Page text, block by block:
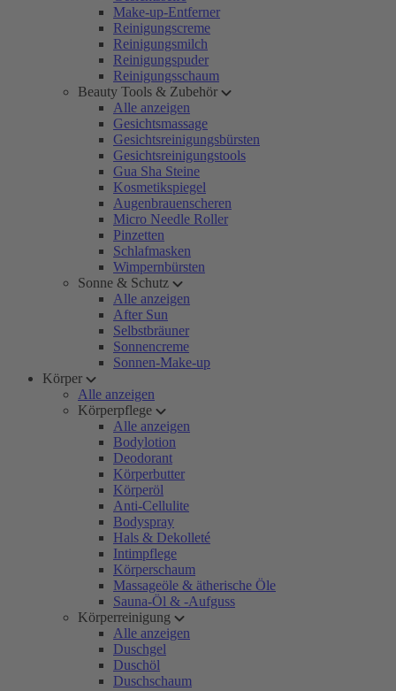
Make-up-Entferner
Reinigungscreme
Reinigungsmilch
Reinigungspuder
Reinigungsschaum
Beauty Tools & Zubehör
Alle anzeigen
Gesichtsmassage
Gesichtsreinigungsbürsten
Gesichtsreinigungstools
Gua Sha Steine
Kosmetikspiegel
Augenbrauenscheren
Micro Needle Roller
Pinzetten
Schlafmasken
Wimpernbürsten
Sonne & Schutz
Alle anzeigen
After Sun
Selbstbräuner
Sonnencreme
Sonnen-Make-up
Körper
Alle anzeigen
Körperpflege
Alle anzeigen
Bodylotion
Deodorant
Körperbutter
Körperöl
Anti-Cellulite
Bodyspray
Hals & Dekolleté
Intimpflege
Körperschaum
Massageöle & ätherische Öle
Sauna-Öl & -Aufguss
Körperreinigung
Alle anzeigen
Duschgel
Duschöl
Duschschaum